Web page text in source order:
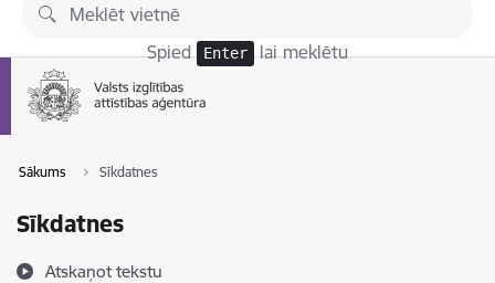
Pāriet uz lapas saturu
Spied Enter lai meklētu
Sākums Sīkdatnes
Sīkdatnes
Atskaņot tekstu